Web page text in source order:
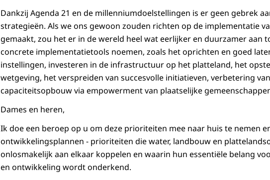
Dankzij Agenda 21 en de millenniumdoelstellingen is er geen gebrek
strategieën. Als we ons gewoon zouden richten op de implementatie
gemaakt, zou het er in de wereld heel wat eerlijker en duurzamer aan
concrete implementatietools noemen, zoals het oprichten en goed
instellingen, investeren in de infrastructuur op het platteland, het
wetgeving, het verspreiden van succesvolle initiatieven, verbetering
capaciteitsopbouw via empowerment van plaatselijke
Dames en heren,
Ik doe een beroep op u om deze prioriteiten mee naar huis te nemen
ontwikkelingsplannen - prioriteiten die water, landbouw en
onlosmakelijk aan elkaar koppelen en waarin hun essentiële belang
en ontwikkeling wordt onderkend.